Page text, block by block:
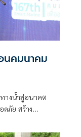
นคมนาคม
างน้ำสู่อนาคต
ภัย สร้าง